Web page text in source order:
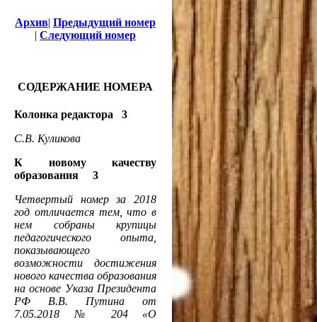
Архив| Предыдущий номер
| Следующий номер
СОДЕРЖАНИЕ НОМЕРА
Колонка редактора 3
С.В. Куликова
К новому качеству
образования 3
Четвертый номер за 2018
год отличается тем, что в
нем собраны крупицы
педагогического опыта,
показывающего
возможности достижения
нового качества образования
на основе Указа Президента
РФ В.В. Путина от
7.05.2018 № 204 «О